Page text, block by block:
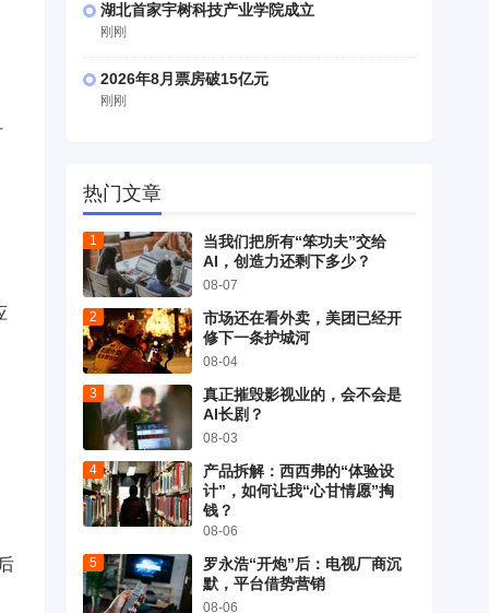
湖北首家宇树科技产业学院成立
刚刚
2026年8月票房破15亿元
刚刚
热门文章
当我们把所有“笨功夫”交给
AI，创造力还剩下多少？
08-07
市场还在看外卖，美团已经开
修下一条护城河
08-04
真正摧毁影视业的，会不会是
AI长剧？
08-03
产品拆解：西西弗的“体验设
计”，如何让我“心甘情愿”掏
钱？
08-06
罗永浩“开炮”后：电视厂商沉
默，平台借势营销
08-06